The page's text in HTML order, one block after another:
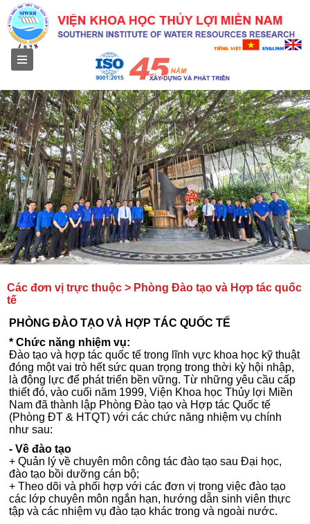
Các đơn vị trực thuộc > Phòng Đào tạo và Hợp tác quốc
tế
PHÒNG ĐÀO TẠO VÀ HỢP TÁC QUỐC TẾ
* Chức năng nhiệm vụ:
Đào tạo và hợp tác quốc tế trong lĩnh vực khoa học kỹ thuật
đóng một vai trò hết sức quan trọng trong thời kỳ hội nhập,
là động lực để phát triển bền vững. Từ những yêu cầu cấp
thiết đó, vào cuối năm 1999, Viện Khoa học Thủy lợi Miền
Nam đã thành lập Phòng Đào tạo và Hợp tác Quốc tế
(Phòng ĐT & HTQT) với các chức năng nhiệm vụ chính
như sau:
- Về đào tạo
+ Quản lý về chuyên môn công tác đào tạo sau Đại học,
đào tạo bồi dưỡng cán bộ;
+ Theo dõi và phối hợp với các đơn vị trong việc đào tạo
các lớp chuyên môn ngắn hạn, hướng dẫn sinh viên thực
tập và các nhiệm vụ đào tạo khác trong và ngoài nước.